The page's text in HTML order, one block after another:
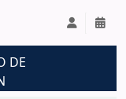
DE